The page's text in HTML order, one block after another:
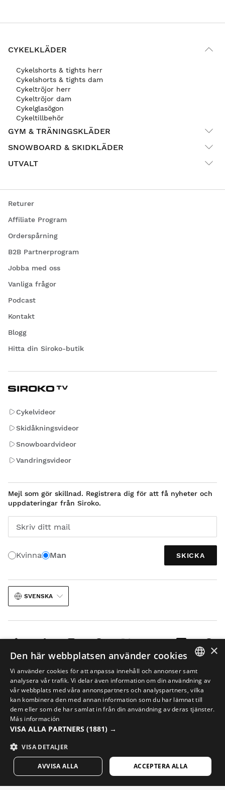
CYKELKLÄDER
Cykelshorts & tights herr
Cykelshorts & tights dam
Cykeltröjor herr
Cykeltröjor dam
Cykelglasögon
Cykeltillbehör
GYM & TRÄNINGSKLÄDER
SNOWBOARD & SKIDKLÄDER
UTVALT
Returer
Affiliate Program
Orderspårning
B2B Partnerprogram
Jobba med oss
Vanliga frågor
Podcast
Kontakt
Blogg
Hitta din Siroko-butik
Cykelvideor
Skidåkningsvideor
Snowboardvideor
Vandringsvideor
Mejl som gör skillnad. Registrera dig för att få nyheter och
uppdateringar från Siroko.
Skriv ditt mail
Kvinna Man SKICKA
SVENSKA
Rättsligt meddelande Cookies Villkor AI i bilder
© 2026 Siroko
SPANISH
ENGLISH
GREEK
FINNISH
×
Den här webbplatsen använder cookies
Vi använder cookies för att anpassa innehåll och annonser samt
analysera vår trafik. Vi delar även information om din användning av
vår webbplats med våra annonspartners och analyspartners, vilka
kan kombinera den med annan information som du har lämnat till
dem eller som de har samlat in från din användning av deras tjänster.
Más información
VISA ALLA PARTNERS (1881) →
VISA DETALJER
ACCEPTERA ALLA
AVVISA ALLA